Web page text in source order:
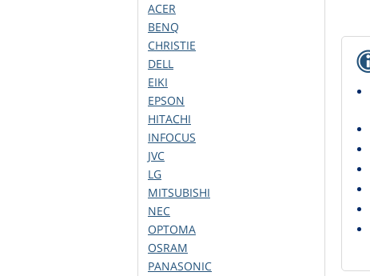
ACER
BENQ
CHRISTIE
DELL
EIKI
EPSON
HITACHI
INFOCUS
JVC
LG
MITSUBISHI
NEC
OPTOMA
OSRAM
PANASONIC